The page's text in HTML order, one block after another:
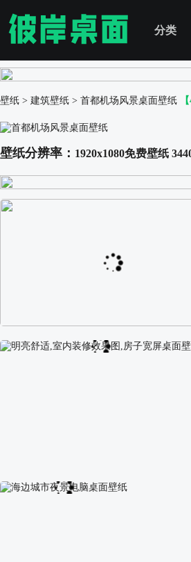
分类
壁纸 > 建筑壁纸 > 首都机场风景桌面壁纸
壁纸分辨率： 1920x1080免费壁纸
阿尔卑斯山区自然风景壁纸
明亮舒适,室内装修效果图,房子宽屏桌面壁纸